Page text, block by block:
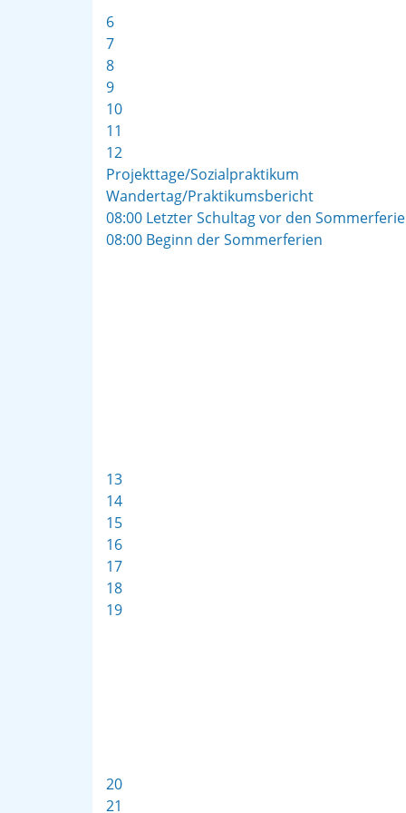
6
7
8
9
10
11
12
Projekttage/Sozialpraktikum
Wandertag/Praktikumsbericht
08:00 Letzter Schultag vor den
08:00 Beginn der Sommerferien
13
14
15
16
17
18
19
20
21